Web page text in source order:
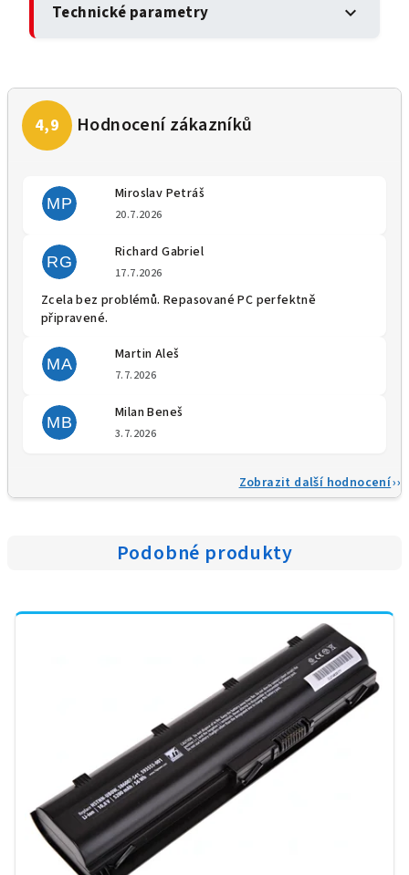
Technické parametry expand_more
MP
Miroslav Petráš
20.7.2026
RG
Richard Gabriel
17.7.2026
Zcela bez problémů. Repasované PC perfektně
připravené.
MA
Martin Aleš
7.7.2026
MB
Milan Beneš
3.7.2026
Zobrazit další hodnocení
Podobné produkty